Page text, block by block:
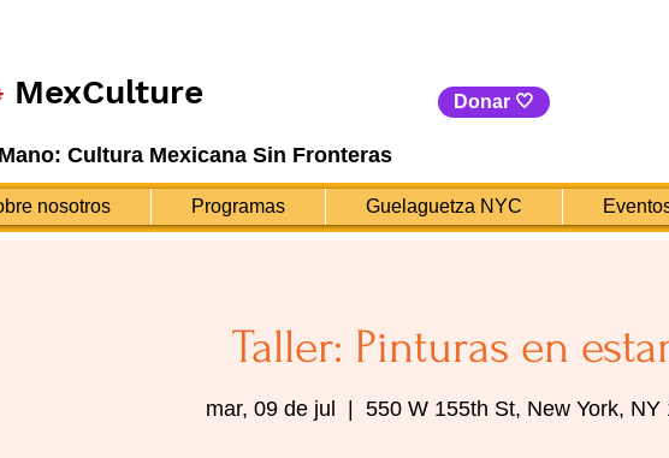
MexCulture
Cultura Mexicana Sin Fronteras
Donar 🤍
nosotros Programas Guelaguetza NYC
Taller: Pinturas en
mar, 09 de jul 550 W 155th St, New York, NY